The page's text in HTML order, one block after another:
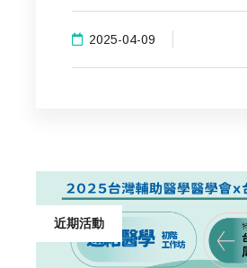
2025-04-09
近期活動